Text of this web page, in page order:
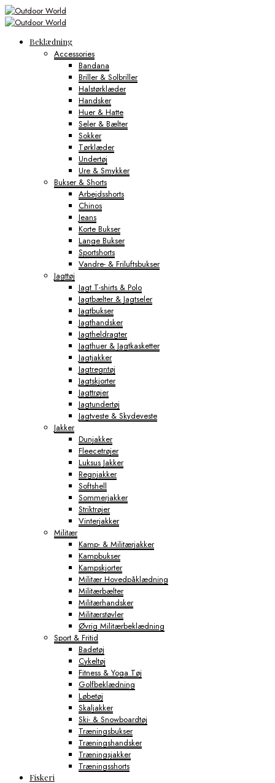
Beklædning
Accessories
Bandana
Briller & Solbriller
Halstørklæder
Handsker
Huer & Hatte
Seler & Bælter
Sokker
Tørklæder
Undertøj
Ure & Smykker
Bukser & Shorts
Arbejdsshorts
Chinos
Jeans
Korte Bukser
Lange Bukser
Sportshorts
Vandre- & Friluftsbukser
Jagttøj
Jagt T-shirts & Polo
Jagtbælter & Jagtseler
Jagtbukser
Jagthandsker
Jagtheldragter
Jagthuer & Jagtkasketter
Jagtjakker
Jagtregntøj
Jagtskjorter
Jagttrøjer
Jagtundertøj
Jagtveste & Skydeveste
Jakker
Dunjakker
Fleecetrøjer
Luksus Jakker
Regnjakker
Softshell
Sommerjakker
Striktrøjer
Vinterjakker
Militær
Kamp- & Militærjakker
Kampbukser
Kampskjorter
Militær Hovedpåklædning
Militærbælter
Militærhandsker
Militærstøvler
Øvrig Militærbeklædning
Sport & Fritid
Badetøj
Cykeltøj
Fitness & Yoga Tøj
Golfbeklædning
Løbetøj
Skaljakker
Ski- & Snowboardtøj
Træningsbukser
Træningshandsker
Træningsjakker
Træningsshorts
Fiskeri